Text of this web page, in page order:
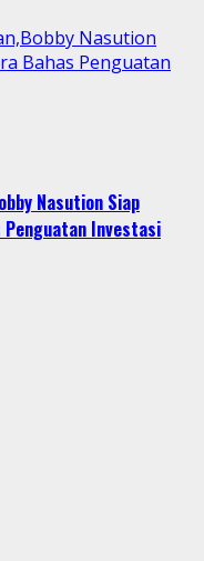
Nasution
Bahas Penguatan
Nasution Siap
Penguatan Investasi